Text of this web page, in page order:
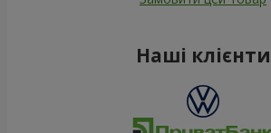
Наші клієнти